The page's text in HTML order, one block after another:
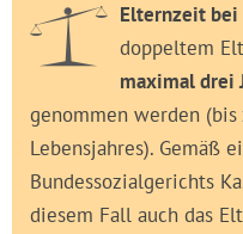
Elternzeit
doppeltem
maximal drei
genommen werden
Lebensjahres). Gemäß
Bundessozialgerichts
diesem Fall auch das